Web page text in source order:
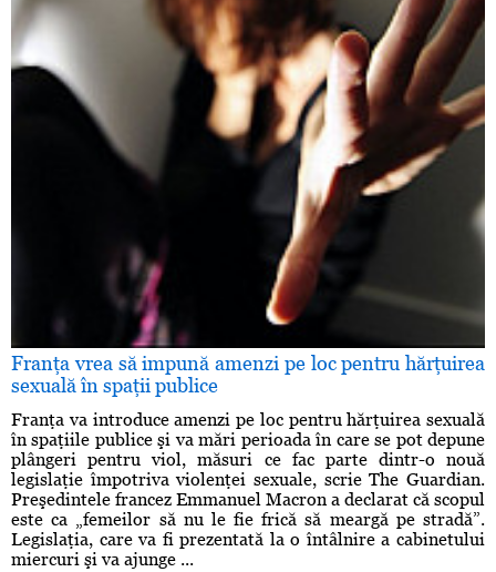
Franţa vrea să impună amenzi pe loc pentru hărţuirea
sexuală în spaţii publice
Franţa va introduce amenzi pe loc pentru hărţuirea sexuală
în spaţiile publice şi va mări perioada în care se pot depune
plângeri pentru viol, măsuri ce fac parte dintr-o nouă
legislaţie împotriva violenţei sexuale, scrie The Guardian.
Preşedintele francez Emmanuel Macron a declarat că scopul
este ca „femeilor să nu le fie frică să meargă pe stradă”.
Legislaţia, care va fi prezentată la o întâlnire a cabinetului
miercuri şi va ajunge ...